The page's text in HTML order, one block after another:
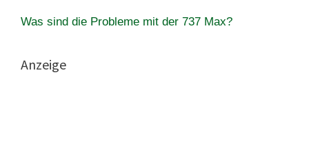
Was sind die Probleme mit der 737 Max?
Anzeige